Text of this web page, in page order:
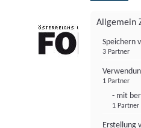
Allgemein
Speichern
3 Partner
1 Partner
- mit
1 Partner
Erstellung
FONDS professionell